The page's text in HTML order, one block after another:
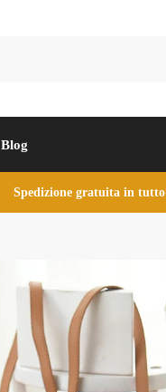
Blog
Spedizione gratuita in